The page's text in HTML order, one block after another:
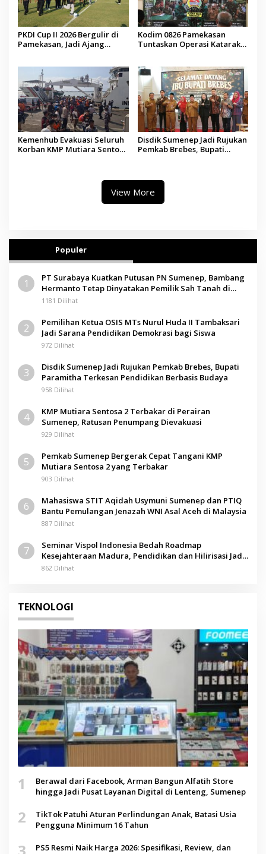
PKDI Cup II 2026 Bergulir di
Pamekasan, Jadi Ajang
Kodim 0826 Pamekasan
Tuntaskan Operasi Katarak
Kemenhub Evakuasi Seluruh
Korban KMP Mutiara Sentosa
Disdik Sumenep Jadi Rujukan
Pemkab Brebes, Bupati
View More
Populer
1
PT Surabaya Kuatkan Putusan PN Sumenep, Bambang
Hermanto Tetap Dinyatakan Pemilik Sah Tanah di
Pamolokan
1181 Dilihat
2
Pemilihan Ketua OSIS MTs Nurul Huda II Tambaksari
Jadi Sarana Pendidikan Demokrasi bagi Siswa
972 Dilihat
3
Disdik Sumenep Jadi Rujukan Pemkab Brebes, Bupati
Paramitha Terkesan Pendidikan Berbasis Budaya
958 Dilihat
4
KMP Mutiara Sentosa 2 Terbakar di Perairan
Sumenep, Ratusan Penumpang Dievakuasi
929 Dilihat
5
Pemkab Sumenep Bergerak Cepat Tangani KMP
Mutiara Sentosa 2 yang Terbakar
903 Dilihat
6
Mahasiswa STIT Aqidah Usymuni Sumenep dan PTIQ
Bantu Pemulangan Jenazah WNI Asal Aceh di Malaysia
887 Dilihat
7
Seminar Vispol Indonesia Bedah Roadmap
Kesejahteraan Madura, Pendidikan dan Hilirisasi Jadi
Kunci
862 Dilihat
TEKNOLOGI
1
Berawal dari Facebook, Arman Bangun Alfatih Store
hingga Jadi Pusat Layanan Digital di Lenteng, Sumenep
2
TikTok Patuhi Aturan Perlindungan Anak, Batasi Usia
Pengguna Minimum 16 Tahun
3
PS5 Resmi Naik Harga 2026: Spesifikasi, Review, dan